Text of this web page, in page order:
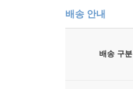
배송 안내
배송 구분